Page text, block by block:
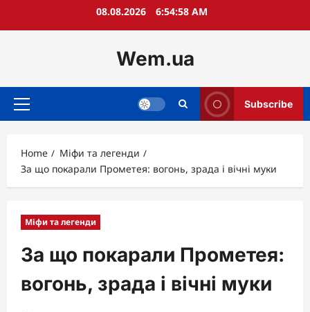
08.08.2026 6:54:59 AM
Wem.ua
Primary
Subscribe
Home
Міфи та легенди
За що покарали Прометея: вогонь, зрада і вічні муки
Міфи та легенди
За що покарали Прометея:
вогонь, зрада і вічні муки